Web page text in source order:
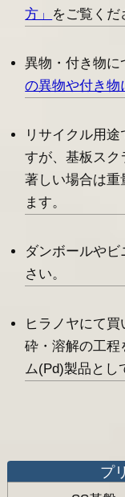
方」 をご覧くだ
異物・付き物
の異物や付き物
リサイクル用
すが、基板スク
著しい場合は重
ます。
ダンボールや
さい。
ヒラノヤにて
砕・溶解の工程
ム(Pd)製品とし
プ